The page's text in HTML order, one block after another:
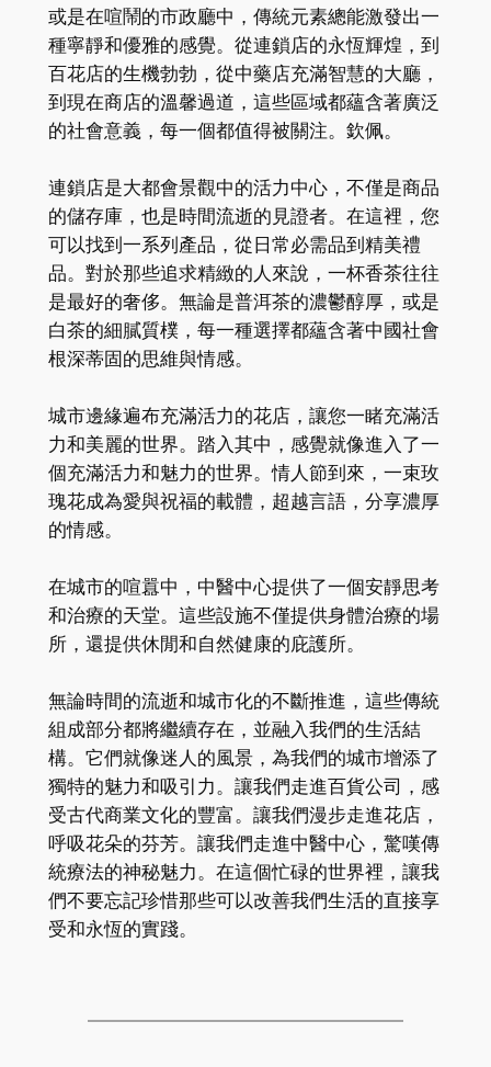
或是在喧鬧的市政廳中，傳統元素總能激發出一
種寧靜和優雅的感覺。從連鎖店的永恆輝煌，到
百花店的生機勃勃，從中藥店充滿智慧的大廳，
到現在商店的溫馨過道，這些區域都蘊含著廣泛
的社會意義，每一個都值得被關注。欽佩。
連鎖店是大都會景觀中的活力中心，不僅是商品
的儲存庫，也是時間流逝的見證者。在這裡，您
可以找到一系列產品，從日常必需品到精美禮
品。對於那些追求精緻的人來說，一杯香茶往往
是最好的奢侈。無論是普洱茶的濃鬱醇厚，或是
白茶的細膩質樸，每一種選擇都蘊含著中國社會
根深蒂固的思維與情感。
城市邊緣遍布充滿活力的花店，讓您一睹充滿活
力和美麗的世界。踏入其中，感覺就像進入了一
個充滿活力和魅力的世界。情人節到來，一束玫
瑰花成為愛與祝福的載體，超越言語，分享濃厚
的情感。
在城市的喧囂中，中醫中心提供了一個安靜思考
和治療的天堂。這些設施不僅提供身體治療的場
所，還提供休閒和自然健康的庇護所。
無論時間的流逝和城市化的不斷推進，這些傳統
組成部分都將繼續存在，並融入我們的生活結
構。它們就像迷人的風景，為我們的城市增添了
獨特的魅力和吸引力。讓我們走進百貨公司，感
受古代商業文化的豐富。讓我們漫步走進花店，
呼吸花朵的芬芳。讓我們走進中醫中心，驚嘆傳
統療法的神秘魅力。在這個忙碌的世界裡，讓我
們不要忘記珍惜那些可以改善我們生活的直接享
受和永恆的實踐。